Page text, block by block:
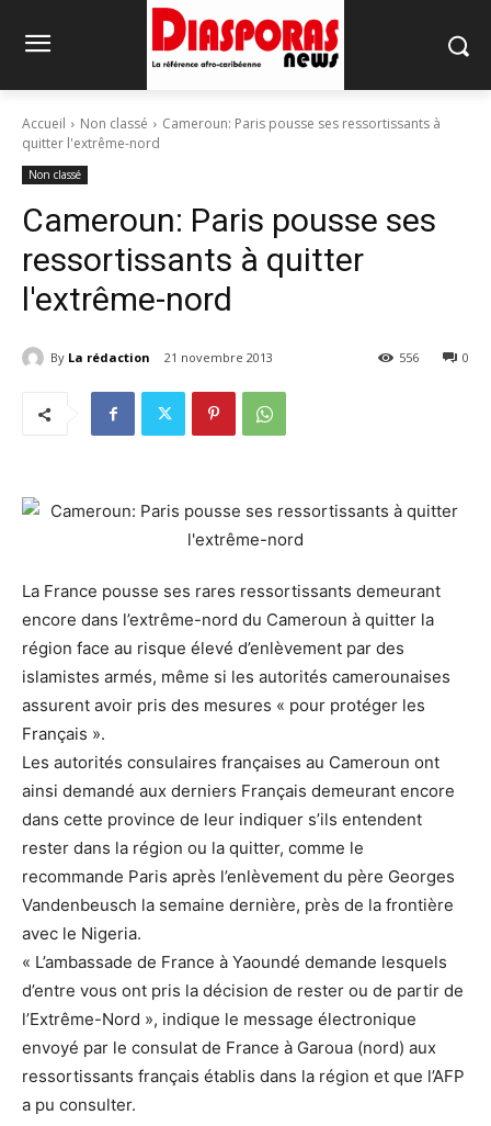
Accueil Non classé
Cameroun: Paris pousse ses ressortissants à
quitter l'extrême-nord
Non classé
Cameroun: Paris pousse ses
ressortissants à quitter
l'extrême-nord
By La rédaction 21 novembre 2013 0
556
La France pousse ses rares ressortissants demeurant
encore dans l’extrême-nord du Cameroun à quitter la
région face au risque élevé d’enlèvement par des
islamistes armés, même si les autorités camerounaises
assurent avoir pris des mesures « pour protéger les
Français ».
Les autorités consulaires françaises au Cameroun ont
ainsi demandé aux derniers Français demeurant encore
dans cette province de leur indiquer s’ils entendent
rester dans la région ou la quitter, comme le
recommande Paris après l’enlèvement du père Georges
Vandenbeusch la semaine dernière, près de la frontière
avec le Nigeria.
« L’ambassade de France à Yaoundé demande lesquels
d’entre vous ont pris la décision de rester ou de partir de
l’Extrême-Nord », indique le message électronique
envoyé par le consulat de France à Garoua (nord) aux
ressortissants français établis dans la région et que l’AFP
a pu consulter.